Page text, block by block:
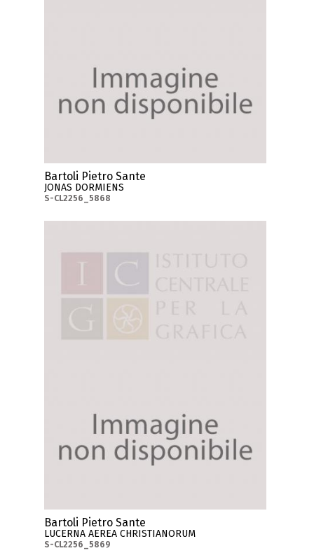
Bartoli Pietro Sante
JONAS DORMIENS
S-CL2256_5868
Bartoli Pietro Sante
LUCERNA AEREA CHRISTIANORUM
S-CL2256_5869